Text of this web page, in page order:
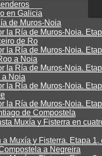
en Galicia
de Muros-Noia
la Ría de Muros-Noia.
de Ro
la Ría de Muros-Noia.
a Noia
la Ría de Muros-Noia.
a Noia
la Ría de Muros-Noia.
la Ría de Muros-Noia.
de Compostela
Muxía y Fisterra en
a Muxía y Fisterra. Etapa 1,
a Negreira